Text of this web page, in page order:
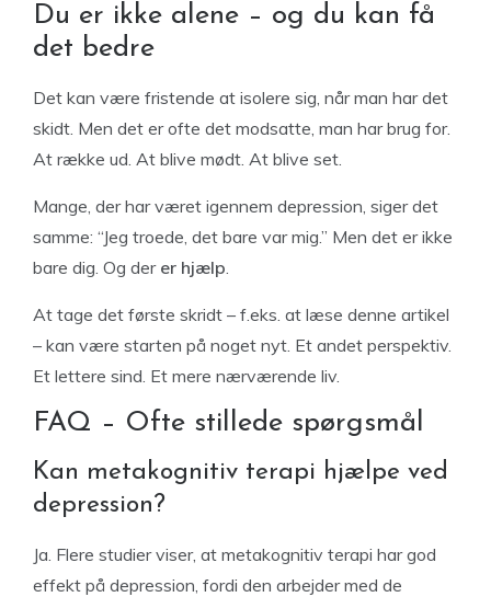
Du er ikke alene – og du kan få
det bedre
Det kan være fristende at isolere sig, når man har det
skidt. Men det er ofte det modsatte, man har brug for.
At række ud. At blive mødt. At blive set.
Mange, der har været igennem depression, siger det
samme: “Jeg troede, det bare var mig.” Men det er ikke
bare dig. Og der er hjælp.
At tage det første skridt – f.eks. at læse denne artikel
– kan være starten på noget nyt. Et andet perspektiv.
Et lettere sind. Et mere nærværende liv.
FAQ – Ofte stillede spørgsmål
Kan metakognitiv terapi hjælpe ved
depression?
Ja. Flere studier viser, at metakognitiv terapi har god
effekt på depression, fordi den arbejder med de